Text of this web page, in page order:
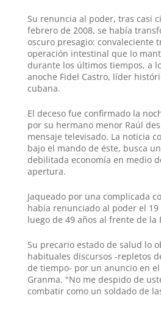
Su renuncia al poder, tras casi
febrero de 2008, se había
oscuro presagio: convaleciente
operación intestinal que lo
durante los últimos tiempos, a
anoche Fidel Castro, líder
cubana.
El deceso fue confirmado la
por su hermano menor Raúl
mensaje televisado. La noticia
bajo el mando de éste, busca
debilitada economía en medio
apertura.
Jaqueado por una complicada
había renunciado al poder el
luego de 49 años al frente de la
Su precario estado de salud lo
habituales discursos -repletos
de tiempo- por un anuncio en
Granma. "No me despido de
combatir como un soldado de